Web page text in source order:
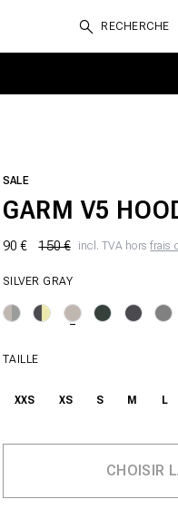
RECHERCHE
SALE
GARM V5
90 € 150 € incl. TVA horsfrais
SILVER GRAY
TAILLE
XXS XS S M L